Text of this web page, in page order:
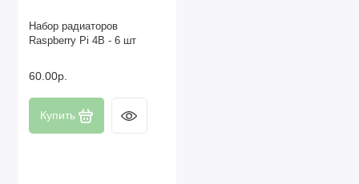
Набор радиаторов
Raspberry Pi 4B - 6 шт
60.00р.
Купить